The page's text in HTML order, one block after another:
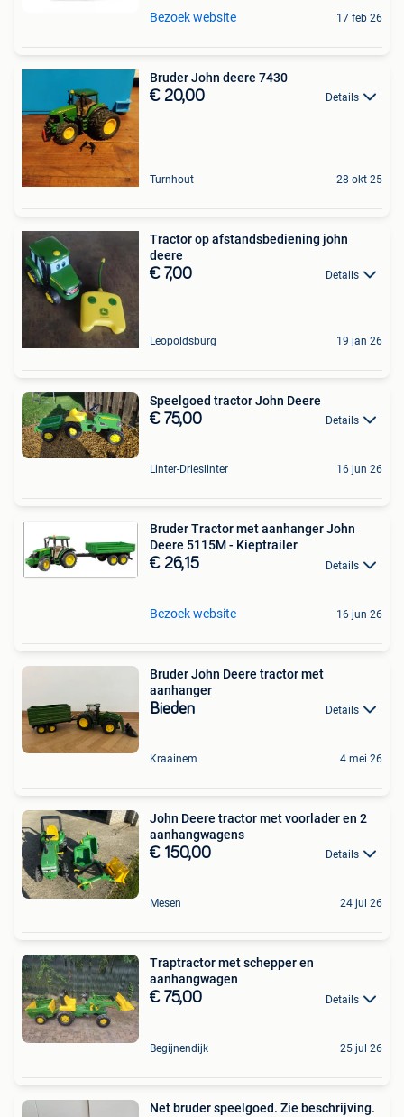
Bezoek website 17 feb 26
Bruder John deere 7430
€ 20,00 Details
Turnhout 28 okt 25
Tractor op afstandsbediening john
deere
€ 7,00 Details
Leopoldsburg 19 jan 26
Speelgoed tractor John Deere
€ 75,00 Details
Linter-Drieslinter 16 jun 26
Bruder Tractor met aanhanger John
Deere 5115M - Kieptrailer
€ 26,15 Details
Bezoek website 16 jun 26
Bruder John Deere tractor met
aanhanger
Bieden Details
Kraainem 4 mei 26
John Deere tractor met voorlader en 2
aanhangwagens
€ 150,00 Details
Mesen 24 jul 26
Traptractor met schepper en
aanhangwagen
€ 75,00 Details
Begijnendijk 25 jul 26
Net bruder speelgoed. Zie beschrijving.